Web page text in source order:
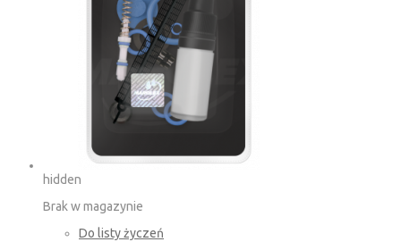
hidden
Brak w magazynie
Do listy życzeń